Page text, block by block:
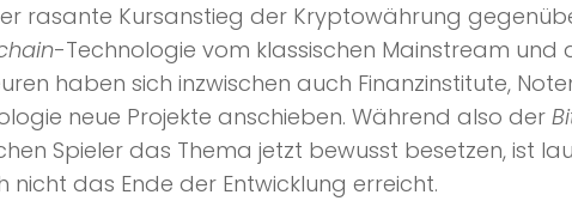
rasante Kursanstieg der Kryptowährung
-Technologie vom klassischen Mainstream und
haben sich inzwischen auch Finanzinstitute,
neue Projekte anschieben. Während also der
Spieler das Thema jetzt bewusst besetzen, ist
nicht das Ende der Entwicklung erreicht.